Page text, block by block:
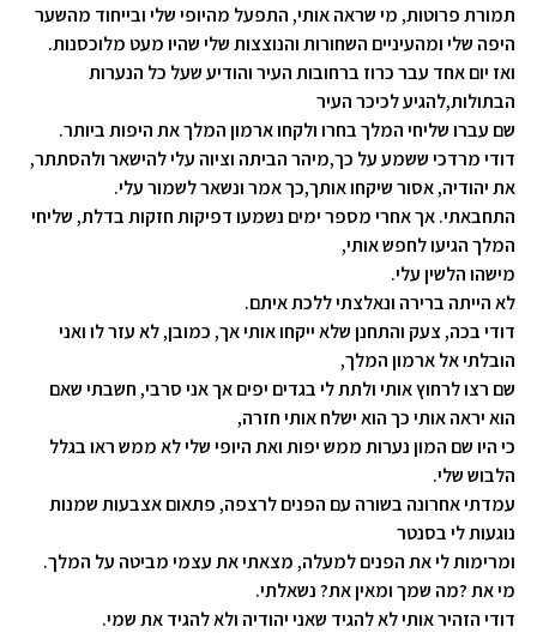
תמורת פרוטות, מי שראהאותי, התפעל מהיופי שלי ובייחוד מהשער
היפה שלי ומהעיניים השחורות והנוצצות שלי שהיו מעט מלוכסנות.
ואז יום אחד עבר כרוז ברחובות העיר והודיע שעל כל הנערות
הבתולות,להגיע לכיכר העיר
שם עברו שליחי המלך בחרו ולקחוארמון המלך את היפות ביותר.
דודי מרדכי ששמע על כך,מיהר הביתה וציוה עלי להישאר ולהסתתר,
את יהודיה, אסור שיקחו אותך,כך אמר ונשאר לשמור עלי.
התחבאתי. אך אחרי מספר ימים נשמעו דפיקות חזקות בדלת, שליחי
המלך הגיעו לחפש אותי,
מישהו הלשין עלי.
לא הייתה ברירה ונאלצתי ללכת איתם.
דודי בכה, צעק והתחנן שלא ייקחו אותי אך, כמובן, לא עזר לוואני
הובלתי אל ארמון המלך,
שם רצו לרחוץ אותי ולתת לי בגדים יפים אך אני סרבי, חשבתי שאם
הוא יראהאותי כך הוא ישלח אותי חזרה,
כי היו שם המון נערות ממש יפות ואת היופי שלי לא ממש ראו בגלל
הלבוש שלי.
עמדתי אחרונה בשורה עם הפנים לרצפה, פתאום אצבעות שמנות
נוגעות לי בסנטר
ומרימות לי את הפנים למעלה, מצאתי את עצמי מביטה על המלך.
מי את?מה שמך ומאין את? נשאלתי.
דודי הזהיר אותי לא להגיד שאני יהודיה ולא להגיד את שמי.